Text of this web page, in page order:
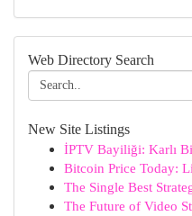
Web Directory Search
New Site Listings
İPTV Bayiliği: Karlı Bir
Bitcoin Price Today:
The Single Best
The Future of Video